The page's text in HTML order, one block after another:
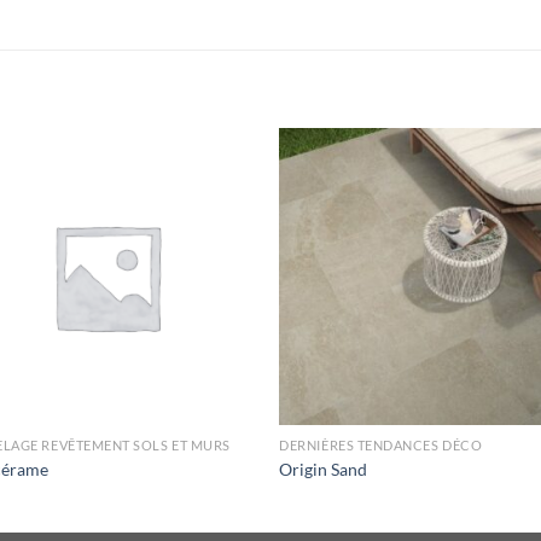
REVÊTEMENT SOLS ET MURS DERNIÈRES TENDANCES DÉCO
Origin Sand